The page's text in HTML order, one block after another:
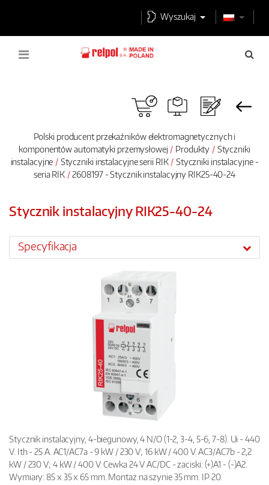
Wyszukaj
Polski producent przekaźników elektromagnetycznych i
komponentów automatyki przemysłowej
Produkty
Styczniki
instalacyjne
Styczniki instalacyjne serii RIK
Styczniki instalacyjne -
seria RIK
2608197 - Stycznik instalacyjny RIK25-40-24
Stycznik instalacyjny RIK25-40-24
Specyfikacja
Stycznik instalacyjny, 4-biegunowy, 4 N/O (1-2, 3-4, 5-6, 7-8). Ui - 440
V. Ith - 25 A. AC1/AC7a - 9 kW / 230 V; 16 kW / 400 V. AC3/AC7b - 2,2
kW / 230 V; 4 kW / 400 V. Cewka 24 V AC/DC - zaciski: (+)A1 - (-)A2.
Wymiary: 85 x 35 x 65 mm. Montaż na szynie 35 mm. IP 20.